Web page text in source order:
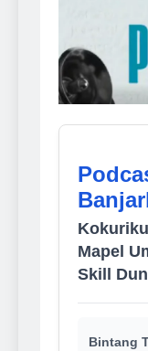
Mapel
Skill
Bintang